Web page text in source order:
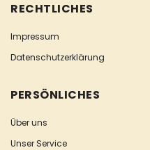
RECHTLICHES
Impressum
Datenschutzerklärung
PERSÖNLICHES
Über uns
Unser Service